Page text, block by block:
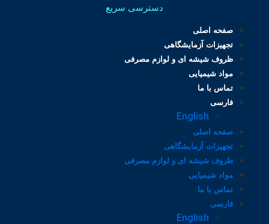
دسترسی سریع
صفحه اصلی
تجهیزات آزمایشگاهی
ظروف شیشه ای و لوازم مصرفی
مواد شیمیایی
تماس با ما
فارسی
English
صفحه اصلی
تجهیزات آزمایشگاهی
ظروف شیشه ای و لوازم مصرفی
مواد شیمیایی
تماس با ما
فارسی
English